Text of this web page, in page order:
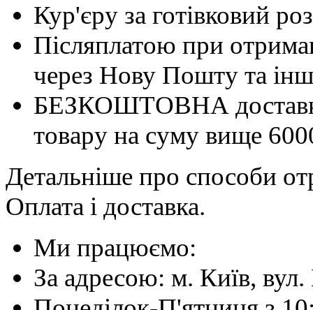
Кур'єру за готівковий
Післяплатою при
через Нову Пошту та
БЕЗКОШТОВНА
товару на суму вище
Детальніше про способи
Оплата і доставка.
Ми працюємо:
За адресою: м. Київ, вул.